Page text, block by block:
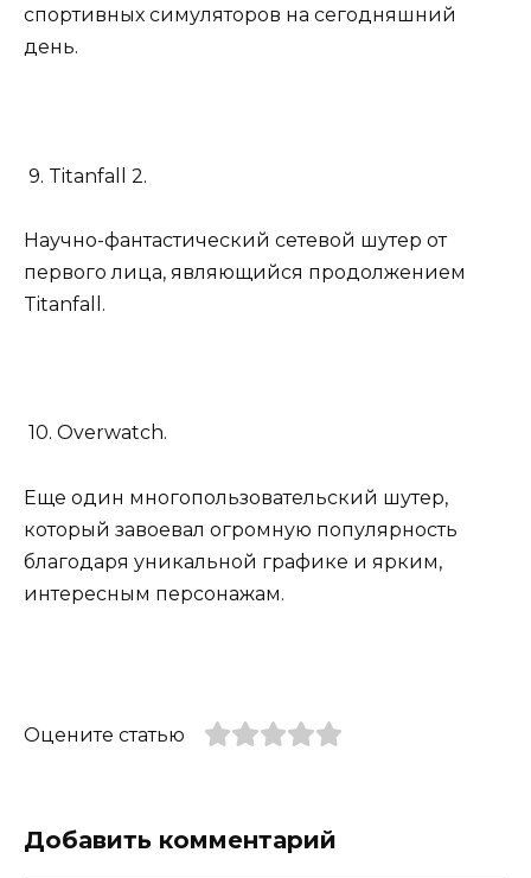
спортивных симуляторов на сегодняшний
день.
9. Titanfall 2.
Научно-фантастический сетевой шутер от
первого лица, являющийся продолжением
Titanfall.
10. Overwatch.
Еще один многопользовательский шутер,
который завоевал огромную популярность
благодаря уникальной графике и ярким,
интересным персонажам.
Оцените статью
Добавить комментарий